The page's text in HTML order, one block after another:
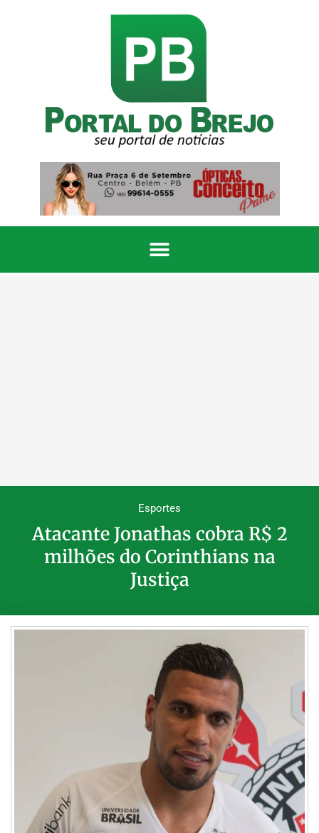
Esportes
Atacante Jonathas cobra R$ 2
milhões do Corinthians na
Justiça